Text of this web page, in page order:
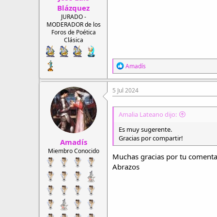
Blázquez
JURADO -
MODERADOR de los
Foros de Poética
Clásica
R
e
a
c
c
o
n
e
:
Amadís
Amadís
Miembro Conocido
5 Jul 2024
Amalia Lateano dijo:
Es muy sugerente.
Gracias por compartir!
Muchas gracias por tu
Abrazos